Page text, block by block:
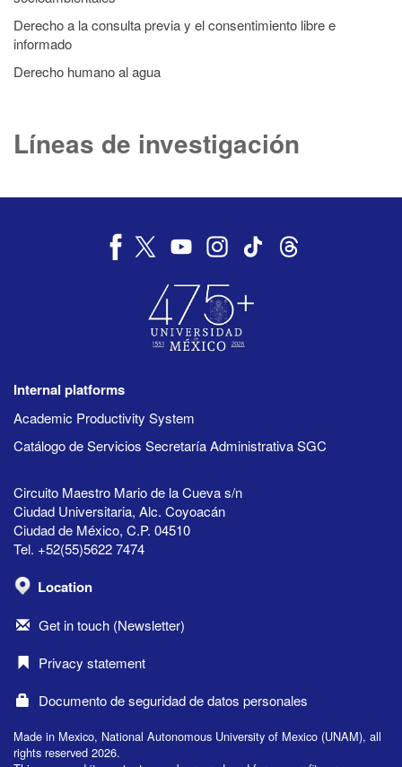
Derecho a la consulta previa y el consentimiento libre e
informado
Derecho humano al agua
Líneas de investigación
Internal platforms
Academic Productivity System
Catálogo de Servicios Secretaría Administrativa SGC
Circuito Maestro Mario de la Cueva s/n
Ciudad Universitaria, Alc. Coyoacán
Ciudad de México, C.P. 04510
Tel. +52(55)5622 7474
Location
Get in touch (Newsletter)
Privacy statement
Documento de seguridad de datos personales
Made in Mexico, National Autonomous University of Mexico (UNAM), all
rights reserved 2026.